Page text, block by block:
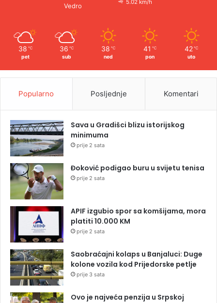
Vedro
5.02 km/h
38 ℃
pet
36 ℃
sub
38 ℃
ned
41 ℃
pon
42 ℃
uto
Popularno Posljednje Komentari
Sava u Gradišci blizu istorijskog
minimuma
prije 2 sata
Đoković podigao buru u svijetu tenisa
prije 2 sata
APIF izgubio spor sa komšijama, mora
platiti 10.000 KM
prije 2 sata
Saobraćajni kolaps u Banjaluci: Duge
kolone vozila kod Prijedorske petlje
prije 3 sata
Ovo je najveća penzija u Srpskoj